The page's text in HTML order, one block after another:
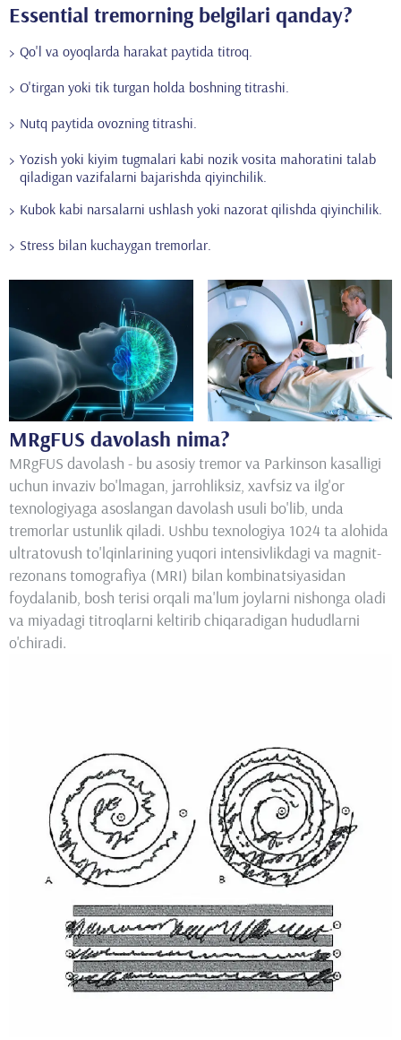
Essential tremorning belgilari qanday?
Qo'l va oyoqlarda harakat paytida titroq.
O'tirgan yoki tik turgan holda boshning titrashi.
Nutq paytida ovozning titrashi.
Yozish yoki kiyim tugmalari kabi nozik vosita mahoratini talab
qiladigan vazifalarni bajarishda qiyinchilik.
Kubok kabi narsalarni ushlash yoki nazorat qilishda qiyinchilik.
Stress bilan kuchaygan tremorlar.
MRgFUS davolash nima?
MRgFUS davolash - bu asosiy tremor va Parkinson kasalligi
uchun invaziv bo'lmagan, jarrohliksiz, xavfsiz va ilg'or
texnologiyaga asoslangan davolash usuli bo'lib, unda
tremorlar ustunlik qiladi. Ushbu texnologiya 1024 ta alohida
ultratovush to'lqinlarining yuqori intensivlikdagi va magnit-
rezonans tomografiya (MRI) bilan kombinatsiyasidan
foydalanib, bosh terisi orqali ma'lum joylarni nishonga oladi
va miyadagi titroqlarni keltirib chiqaradigan hududlarni
o'chiradi.